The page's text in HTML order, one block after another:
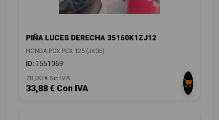
PIÑA LUCES DERECHA 35160K1ZJ12
HONDA PCX PCX 125 (JK05)
ID: 1551069
28,00 € Sin IVA
33,88 € Con IVA